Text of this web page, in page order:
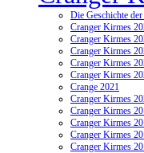
Die Geschichte
Cranger Kirmes
Cranger Kirmes
Cranger Kirmes
Cranger Kirmes
Cranger Kirmes
Crange 2021
Cranger Kirmes
Cranger Kirmes
Cranger Kirmes
Cranger Kirmes
Cranger Kirmes